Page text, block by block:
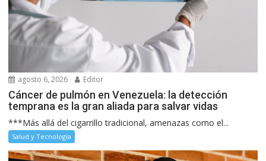
agosto 6, 2026 Editor
Cáncer de pulmón en Venezuela: la detección
temprana es la gran aliada para salvar vidas
***Más allá del cigarrillo tradicional, amenazas como el...
Salud y Tecnología